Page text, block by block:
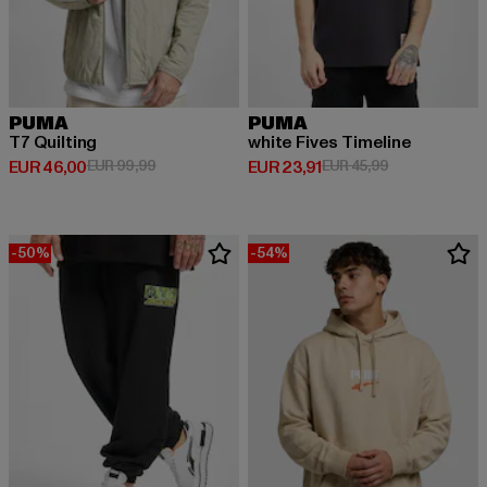
PUMA
T7 Quilting
EUR 46,00
Huidige prijs: EUR 46,00
EUR 99,99Actieprijs: EUR 99,99
PUMA
white Fives Timeline
EUR 23,91
Huidige prijs: EUR 23,91
EUR 45,99Actieprijs:
-50% -54%